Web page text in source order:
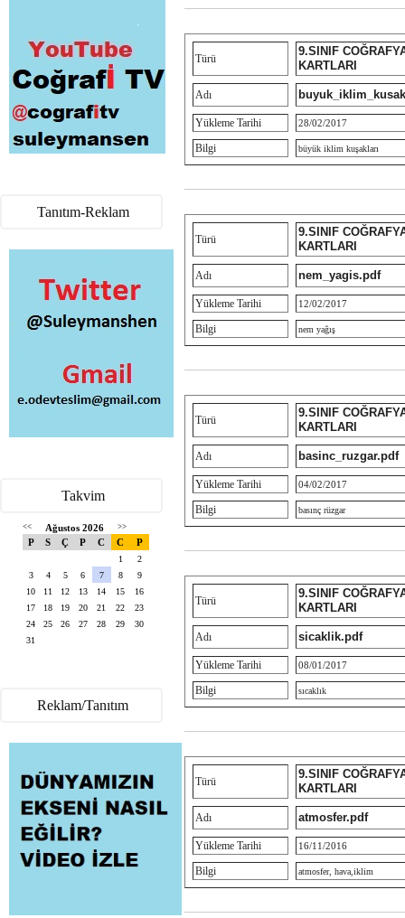
Tanıtım-Reklam
Takvim
<< Ağustos 2026 >>
P S Ç P C C P
1
2
3
4 5 6 7 8
9
10
11 12 13 14 15
16
17
18 19 20 21 22
23
24
25 26 27 28 29
30
31
Reklam/Tanıtım
Türü
9.SINIF
KARTLARI
Adı
Yükleme Tarihi 28/02/2017
Bilgi büyük iklim kuşakları
Türü
9.SINIF
KARTLARI
Adı nem_yagis.pdf
Yükleme Tarihi 12/02/2017
Bilgi nem yağış
Türü
9.SINIF
KARTLARI
Adı basinc_ruzgar.pdf
Yükleme Tarihi 04/02/2017
Bilgi basınç rüzgar
Türü
9.SINIF
KARTLARI
Adı sicaklik.pdf
Yükleme Tarihi 08/01/2017
Bilgi sıcaklık
Türü
9.SINIF
KARTLARI
Adı atmosfer.pdf
Yükleme Tarihi 16/11/2016
Bilgi atmosfer, hava,iklim